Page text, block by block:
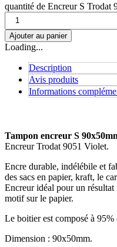
quantité de Encreur S Trodat
Ajouter au panier
Loading...
Description
Avis produits
Informations
Tampon encreur S
Encreur Trodat 9051 Violet.
Encre durable, indélébile et
des sacs en papier, kraft, le
Encreur idéal pour un
motif sur le papier.
Le boitier est composé à 95%
Dimension : 90x50mm.